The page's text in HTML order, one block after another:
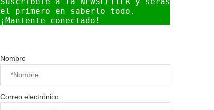
el primero en saberlo todo.
¡Mantente conectado!
Nombre
Correo electrónico